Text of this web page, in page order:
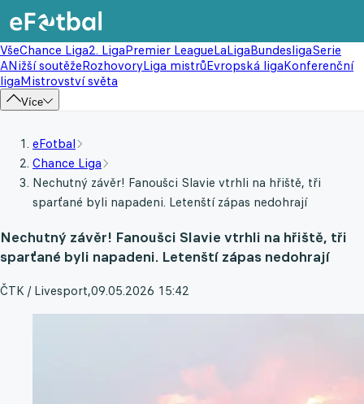
VšeChance Liga2. LigaPremier LeagueLaLigaBundesligaSerie
ANižší soutěžeRozhovoryLiga mistrůEvropská ligaKonferenční
ligaMistrovství světa
Více
eFotbal
Chance Liga
Nechutný závěr! Fanoušci Slavie vtrhli na hřiště, tři
sparťané byli napadeni. Letenští zápas nedohrají
Nechutný závěr! Fanoušci Slavie vtrhli na hřiště, tři
sparťané byli napadeni. Letenští zápas nedohrají
ČTK / Livesport,09.05.2026 15:42